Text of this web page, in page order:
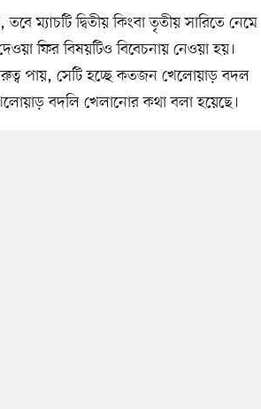
ম্যাচটি দ্বিতীয় কিংবা তৃতীয় সারিতে নেমে
ফির বিষয়টিও বিবেচনায় নেওয়া হয়।
পায়, সেটি হচ্ছে কতজন খেলোয়াড় বদল
বদলি খেলানোর কথা বলা হয়েছে।